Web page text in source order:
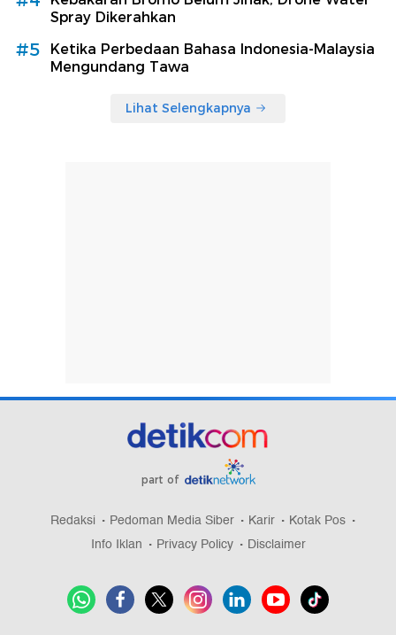
Spray Dikerahkan
#5
Ketika Perbedaan Bahasa Indonesia-Malaysia
Mengundang Tawa
Lihat Selengkapnya
part of
Redaksi Pedoman Media Siber Karir
Kotak Pos
Info Iklan
Privacy Policy Disclaimer